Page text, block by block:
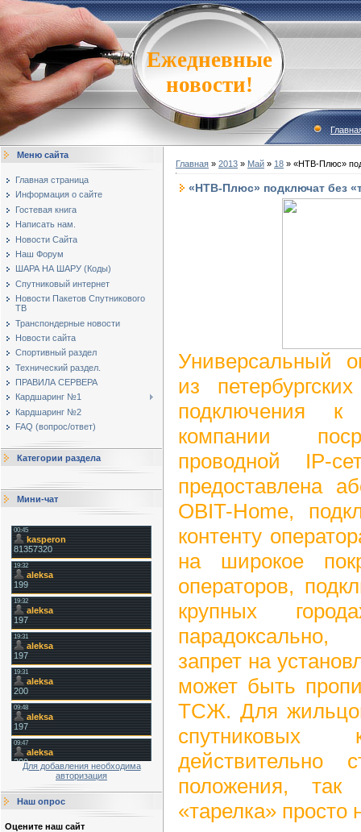
Ежедневные
новости!
Меню сайта
Главная страница
Информация о сайте
Гостевая книга
Написать нам.
Новости Сайта
Наш Форум
ШАРА НА ШАРУ (Коды)
Спутниковый интернет
Новости Пакетов Спутникового
ТВ
Транспондерные новости
Новости сайта
Спортивный раздел
Технический раздел.
ПРАВИЛА СЕРВЕРА
Кардшаринг №1
Кардшаринг №2
FAQ (вопрос/ответ)
Категории раздела
Мини-чат
Для добавления необходима
авторизация
Наш опрос
Оцените наш сайт
Главная » 2013 » Май » 18 » «НТВ-Плюс»
«НТВ-Плюс» подключат без
Универсальный
из
подключения к
компании
проводной IP-
предоставлена
OBIT-Home,
контенту
на широкое
операторов,
крупных
запрет на
может быть
ТСЖ. Для
действительно
положения,
«тарелка» просто